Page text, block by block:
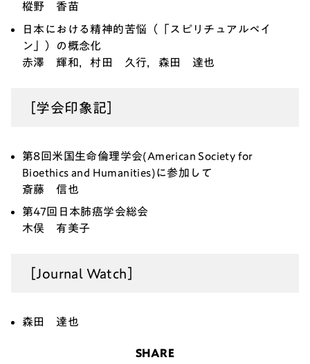
樅野 香苗
日本における精神的苦悩（「スピリチュアルペイ
ン」）の概念化
赤澤 輝和，村田 久行，森田 達也
［学会印象記］
第8回米国生命倫理学会(American Society for
Bioethics and Humanities)に参加して
斎藤 信也
第47回日本肺癌学会総会
木俣 有美子
［Journal Watch］
森田 達也
SHARE